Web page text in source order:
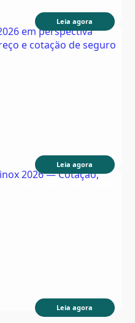
Leia agora
custa e como
Leia agora
custa e como contratar
Leia agora